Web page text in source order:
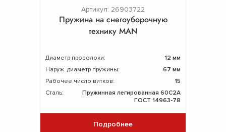
Артикул: 26903722
Пружина на снегоуборочную
технику MAN
Диаметр проволоки:
12 мм
Наруж. диаметр пружины:
67 мм
Рабочее число витков:
15
Сталь:
Пружинная легированная 60С2А
ГОСТ 14963-78
Подробнее